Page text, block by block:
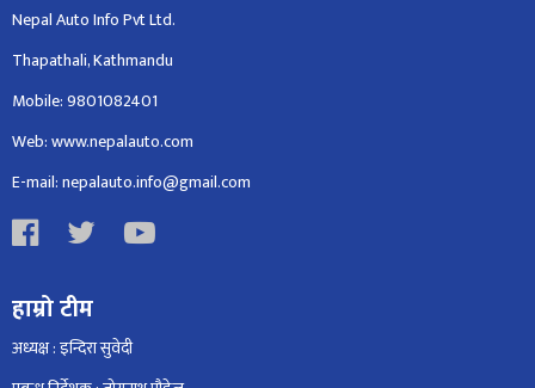
Nepal Auto Info Pvt Ltd.
Thapathali, Kathmandu
Mobile: 9801082401
Web: www.nepalauto.com
E-mail: nepalauto.info@gmail.com
हाम्रो टीम
अध्यक्ष : इन्दिरा सुवेदी